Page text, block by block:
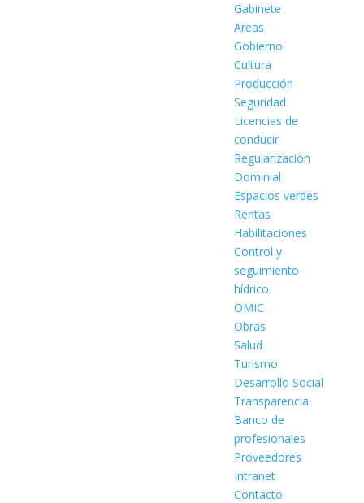
Gabinete
Areas
Gobierno
Cultura
Producción
Seguridad
Licencias de
conducir
Regularización
Dominial
Espacios verdes
Rentas
Habilitaciones
Control y
seguimiento
hídrico
OMIC
Obras
Salud
Turismo
Desarrollo Social
Transparencia
Banco de
profesionales
Proveedores
Intranet
Contacto